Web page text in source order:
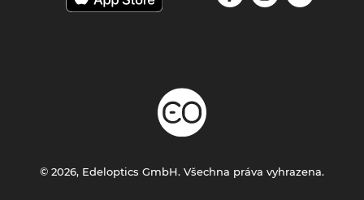
© 2026, Edeloptics GmbH. Všechna práva vyhrazena.